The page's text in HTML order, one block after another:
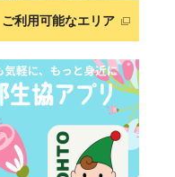
ご利用可能なエリア